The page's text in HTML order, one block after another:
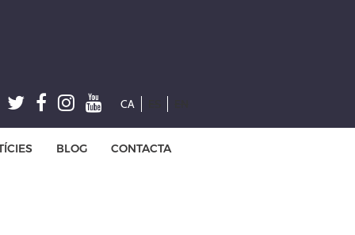
BLOG CONTACTA
CA